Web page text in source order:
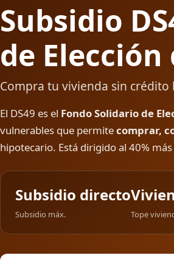
Subsidio
de
Compra tu vivienda sin
El DS49 es el Fondo Solidario de
vulnerables que permitecomprar,
hipotecario. Está dirigido al 40%
Subsidio directo
Subsidio máx. Tope